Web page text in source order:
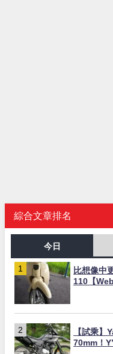
綜合文章排名
今日
比想像中
110【
【試乘】
70mm！